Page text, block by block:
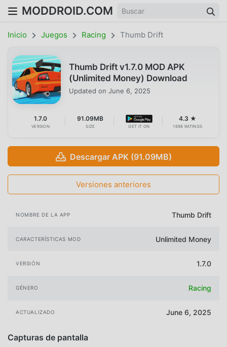
MODDROID.COM
Inicio Juegos Racing Thumb Drift
Thumb Drift v1.7.0 MOD APK
(Unlimited Money) Download
Updated on June 6, 2025
1.7.0
VERSION
91.09MB
SIZE GET IT ON
4.3 ★
1698 RATINGS
Descargar APK (91.09MB)
Versiones anteriores
NOMBRE DE LA APP Thumb Drift
CARACTERÍSTICAS MOD Unlimited Money
VERSIÓN 1.7.0
GÉNERO Racing
ACTUALIZADO June 6, 2025
Capturas de pantalla